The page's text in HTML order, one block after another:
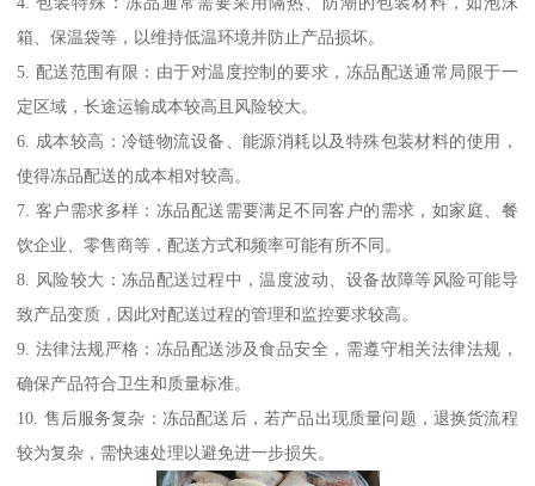
箱、保温袋等，以维持低温环境并防止产品损坏。
5. 配送范围有限：由于对温度控制的要求，冻品配送通常局限于一
定区域，长途运输成本较高且风险较大。
6. 成本较高：冷链物流设备、能源消耗以及特殊包装材料的使用，
使得冻品配送的成本相对较高。
7. 客户需求多样：冻品配送需要满足不同客户的需求，如家庭、餐
饮企业、零售商等，配送方式和频率可能有所不同。
8. 风险较大：冻品配送过程中，温度波动、设备故障等风险可能导
致产品变质，因此对配送过程的管理和监控要求较高。
9. 法律法规严格：冻品配送涉及食品安全，需遵守相关法律法规，
确保产品符合卫生和质量标准。
10. 售后服务复杂：冻品配送后，若产品出现质量问题，退换货流程
较为复杂，需快速处理以避免进一步损失。